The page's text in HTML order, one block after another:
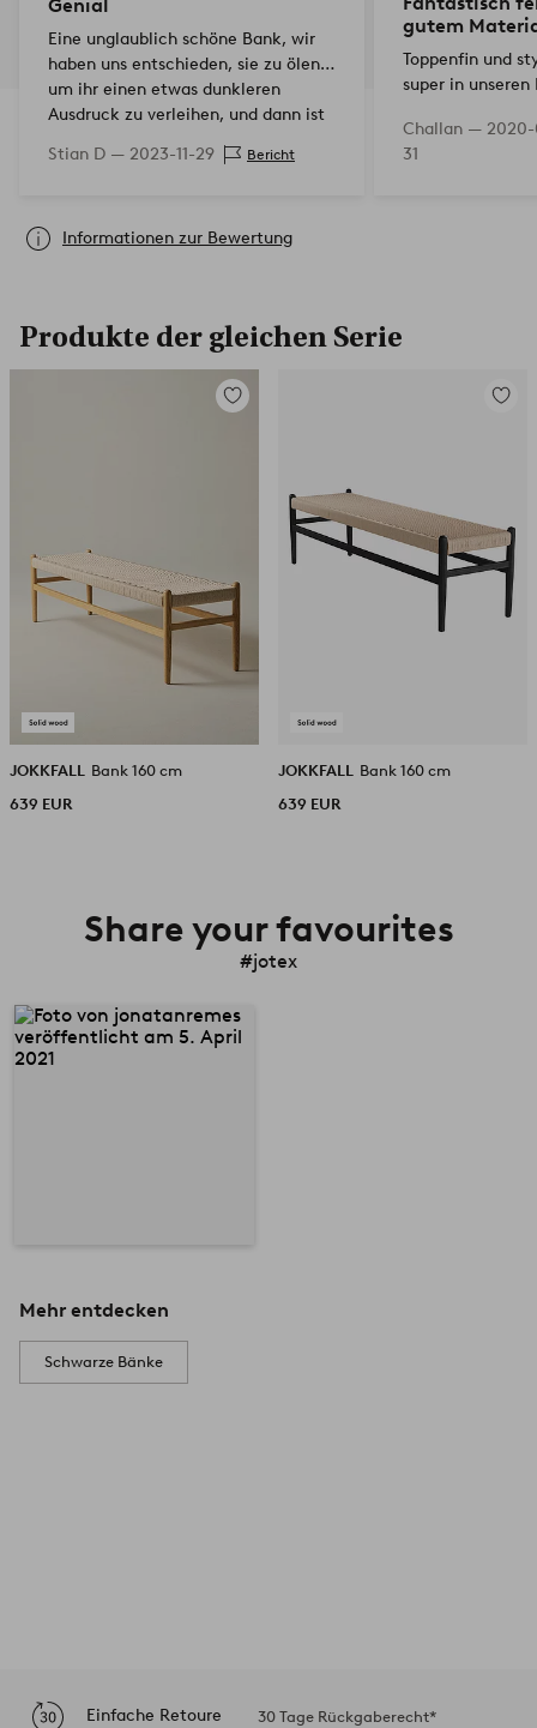
Genial
Eine unglaublich schöne Bank, wir
haben uns entschieden, sie zu ölen,
um ihr einen etwas dunkleren
Ausdruck zu verleihen, und dann ist
Stian D — 2023-11-29 Bericht
gutem
Toppenfin und
super in unseren
Challan —
31
Informationen zur Bewertung
Produkte der gleichen Serie
Zu
JOKKFALL
Bank 160 cm
639 EUR
Zu
JOKKFALL
Bank 160 cm
639 EUR
Share your favourites
#jotex
Mehr entdecken
Schwarze Bänke
Einfache Retoure 30 Tage Rückgaberecht*